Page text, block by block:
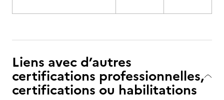
Liens avec d’autres
certifications professionnelles,
certifications ou habilitations